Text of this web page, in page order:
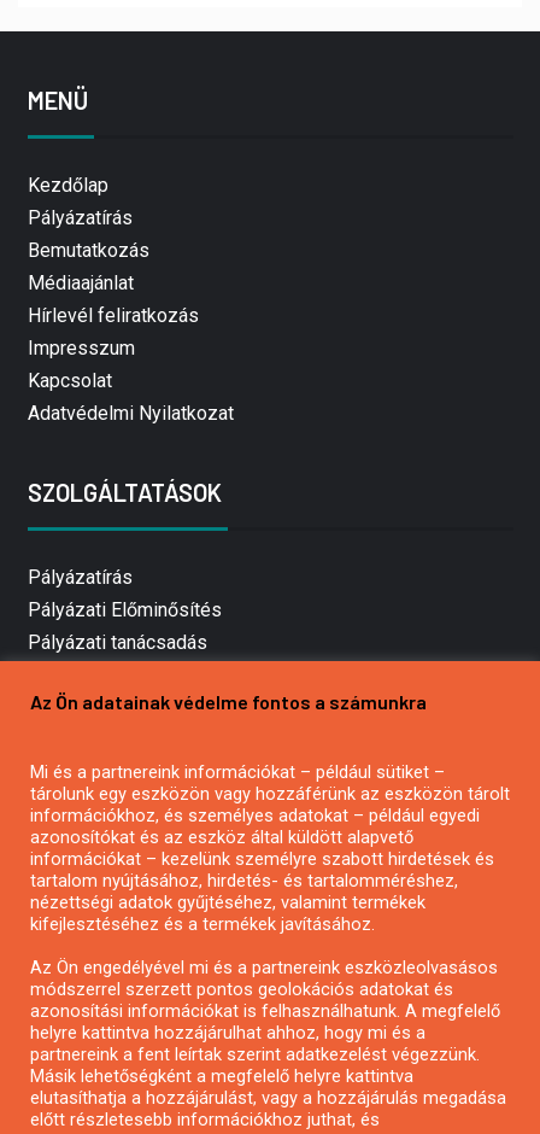
MENÜ
Kezdőlap
Pályázatírás
Bemutatkozás
Médiaajánlat
Hírlevél feliratkozás
Impresszum
Kapcsolat
Adatvédelmi Nyilatkozat
SZOLGÁLTATÁSOK
Pályázatírás
Pályázati Előminősítés
Pályázati tanácsadás
Mezőgazdasági pályázatírás
Pályázatírás civil szervezeteknek
Pályázatírás önkormányzatoknak
Pályázatfigyelés
Specifikus pályázatfigyelés vagy hírlevél
Pályázatok magánszemélyeknek
Pályázatok civil szervezeteknek
Pályázatok vállalkozásoknak
Az Ön adatainak védelme fontos a számunkra
Mi és a partnereink információkat – például sütiket –
tárolunk egy eszközön vagy hozzáférünk az eszközön tárolt
információkhoz, és személyes adatokat – például egyedi
azonosítókat és az eszköz által küldött alapvető
információkat – kezelünk személyre szabott hirdetések és
tartalom nyújtásához, hirdetés- és tartalomméréshez,
nézettségi adatok gyűjtéséhez, valamint termékek
kifejlesztéséhez és a termékek javításához.
Az Ön engedélyével mi és a partnereink eszközleolvasásos
módszerrel szerzett pontos geolokációs adatokat és
azonosítási információkat is felhasználhatunk. A megfelelő
helyre kattintva hozzájárulhat ahhoz, hogy mi és a
partnereink a fent leírtak szerint adatkezelést végezzünk.
Másik lehetőségként a megfelelő helyre kattintva
elutasíthatja a hozzájárulást, vagy a hozzájárulás megadása
előtt részletesebb információkhoz juthat, és